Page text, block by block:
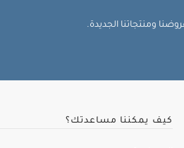
ومنتجاتنا الجديدة.
كيف يمكننا مساعدتك؟